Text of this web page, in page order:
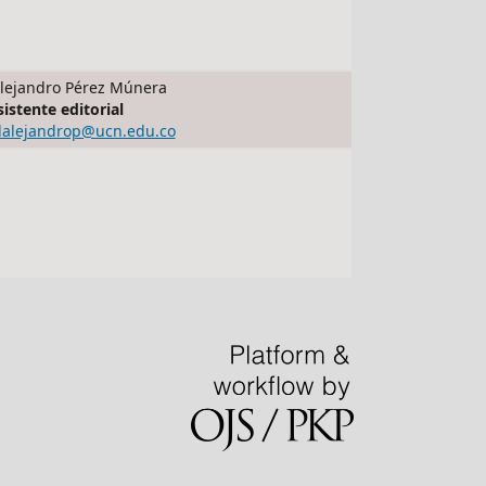
Pérez Múnera
editorial